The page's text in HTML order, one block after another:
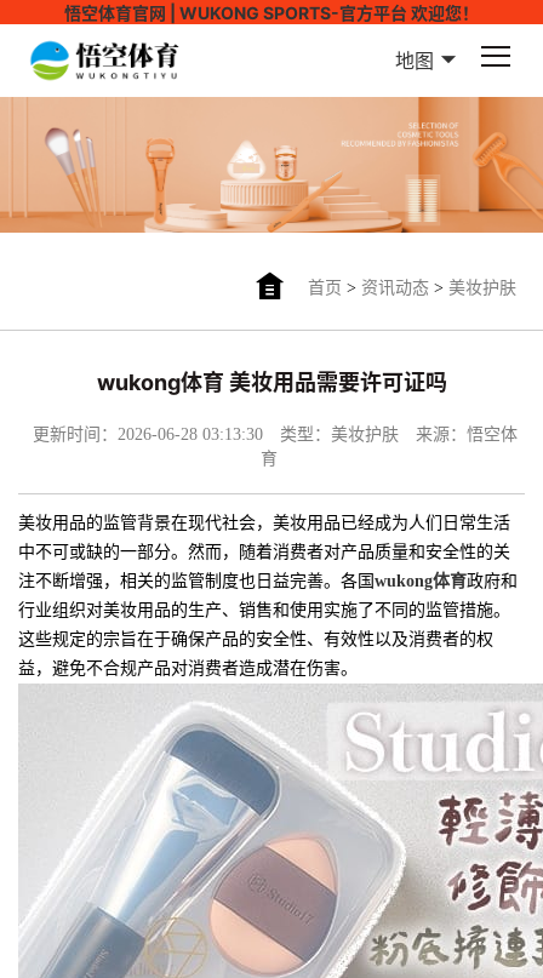
悟空体育官网 | WUKONG SPORTS-官方平台 欢迎您！
地图
首页 > 资讯动态> 美妆护肤
wukong体育 美妆用品需要许可证吗
更新时间：2026-06-28 03:13:30 类型：美妆护肤
来源：悟空体
育
美妆用品的监管背景在现代社会，美妆用品已经成为人们日常生活
中不可或缺的一部分。然而，随着消费者对产品质量和安全性的关
注不断增强，相关的监管制度也日益完善。各国 wukong体育政府和
行业组织对美妆用品的生产、销售和使用实施了不同的监管措施。
这些规定的宗旨在于确保产品的安全性、有效性以及消费者的权
益，避免不合规产品对消费者造成潜在伤害。